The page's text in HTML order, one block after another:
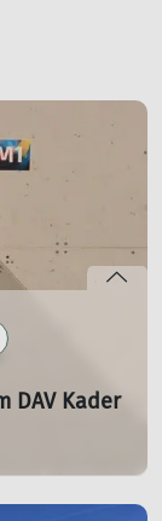
DAV Kader
fest.